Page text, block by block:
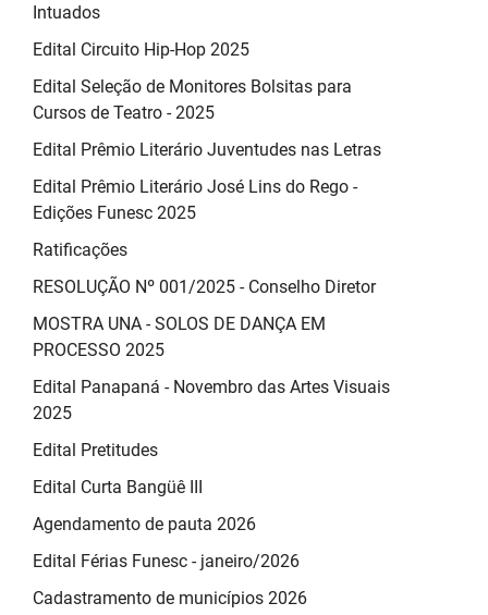
Intuados
Edital Circuito Hip-Hop 2025
Edital Seleção de Monitores Bolsitas para
Cursos de Teatro - 2025
Edital Prêmio Literário Juventudes nas Letras
Edital Prêmio Literário José Lins do Rego -
Edições Funesc 2025
Ratificações
RESOLUÇÃO Nº 001/2025 - Conselho Diretor
MOSTRA UNA - SOLOS DE DANÇA EM
PROCESSO 2025
Edital Panapaná - Novembro das Artes Visuais
2025
Edital Pretitudes
Edital Curta Bangüê III
Agendamento de pauta 2026
Edital Férias Funesc - janeiro/2026
Cadastramento de municípios 2026